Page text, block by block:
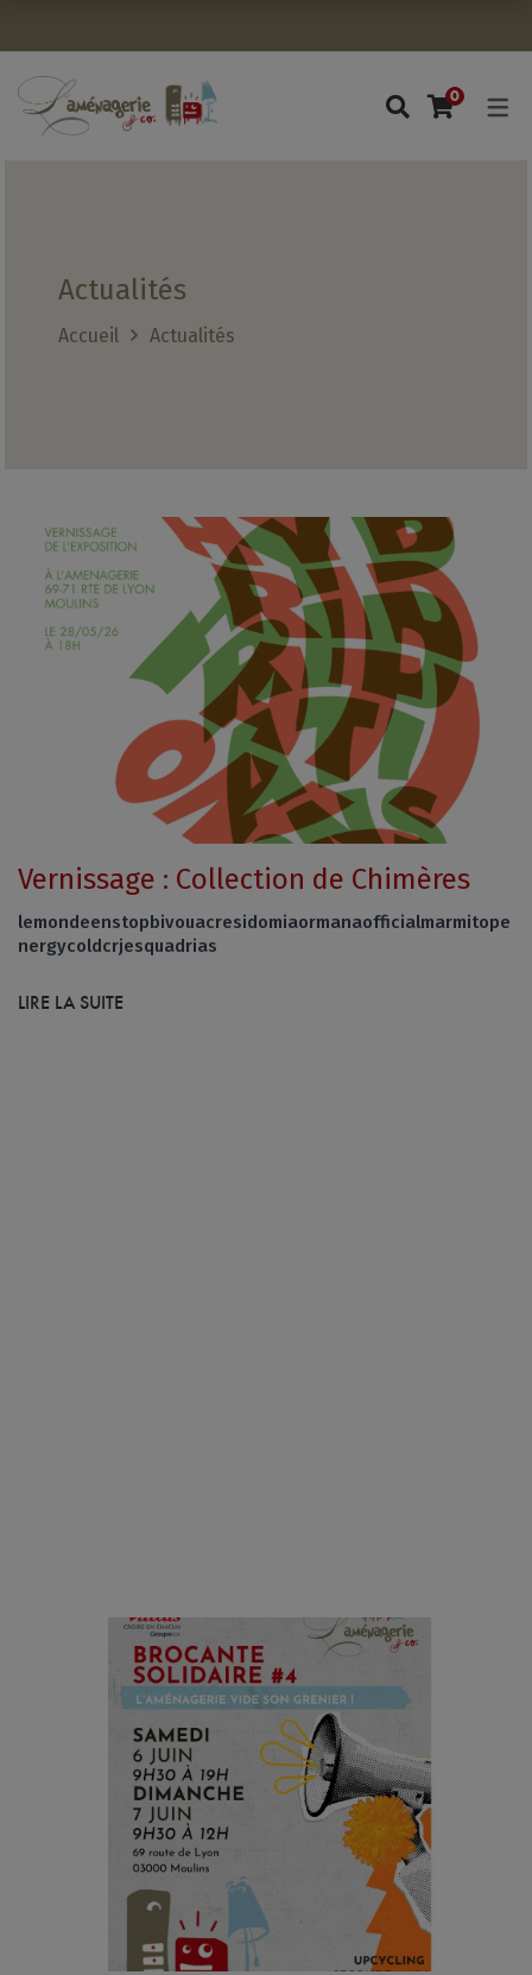
0
Actualités
Accueil Actualités
Vernissage : Collection de Chimères
lemondeenstopbivouacresidomiaormanaofficialmarmitope
nergycoldcrjesquadrias
LIRE LA SUITE